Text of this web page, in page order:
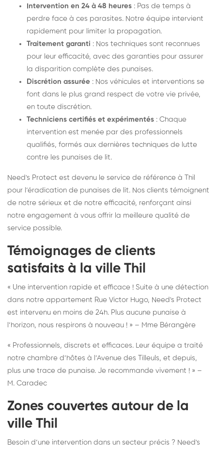
Intervention en 24 à 48 heures : Pas de temps à
perdre face à ces parasites. Notre équipe intervient
rapidement pour limiter la propagation.
Traitement garanti : Nos techniques sont reconnues
pour leur efficacité, avec des garanties pour assurer
la disparition complète des punaises.
Discrétion assurée : Nos véhicules et interventions se
font dans le plus grand respect de votre vie privée,
en toute discrétion.
Techniciens certifiés et expérimentés : Chaque
intervention est menée par des professionnels
qualifiés, formés aux dernières techniques de lutte
contre les punaises de lit.
Need's Protect est devenu le service de référence à Thil
pour l’éradication de punaises de lit. Nos clients témoignent
de notre sérieux et de notre efficacité, renforçant ainsi
notre engagement à vous offrir la meilleure qualité de
service possible.
Témoignages de clients
satisfaits à la ville Thil
« Une intervention rapide et efficace ! Suite à une détection
dans notre appartement Rue Victor Hugo, Need's Protect
est intervenu en moins de 24h. Plus aucune punaise à
l’horizon, nous respirons à nouveau ! » – Mme Bérangère
« Professionnels, discrets et efficaces. Leur équipe a traité
notre chambre d’hôtes à l’Avenue des Tilleuls, et depuis,
plus une trace de punaise. Je recommande vivement ! » –
M. Caradec
Zones couvertes autour de la
ville Thil
Besoin d’une intervention dans un secteur précis ? Need's